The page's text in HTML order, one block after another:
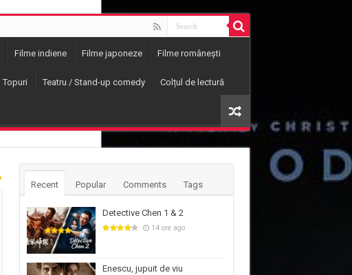
Filme indiene Filme japoneze Filme românești
Topuri Teatru / Stand-up comedy Colțul de lectură
Recent Popular Comments Tags
Detective Chen 1 & 2
14 ore ago
Enescu, jupuit de viu